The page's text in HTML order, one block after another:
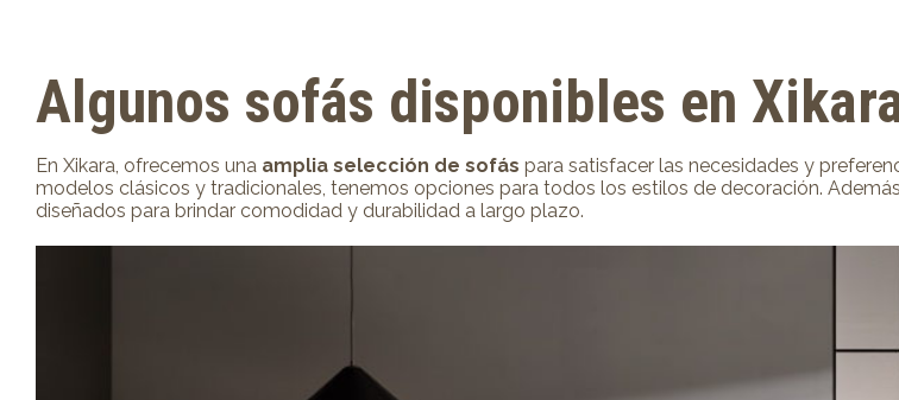
Algunos sofás disponibles en
En Xikara, ofrecemos una amplia selección de sofás para satisfacer las necesidades y
modelos clásicos y tradicionales, tenemos opciones para todos los estilos de decoración.
diseñados para brindar comodidad y durabilidad a largo plazo.